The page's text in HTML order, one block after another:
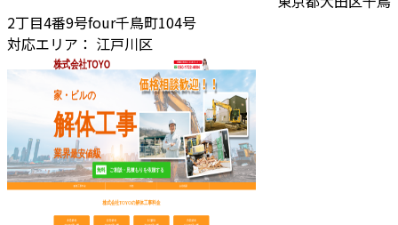
2丁目4番9号four千鳥町104号
対応エリア： 江戸川区